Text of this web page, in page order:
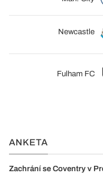
Newcastle
Fulham FC
ANKETA
Zachrání se Coventry v